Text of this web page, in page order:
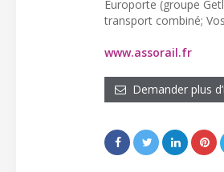
Europorte (groupe
transport combiné;
www.assorail.fr
Demander plus